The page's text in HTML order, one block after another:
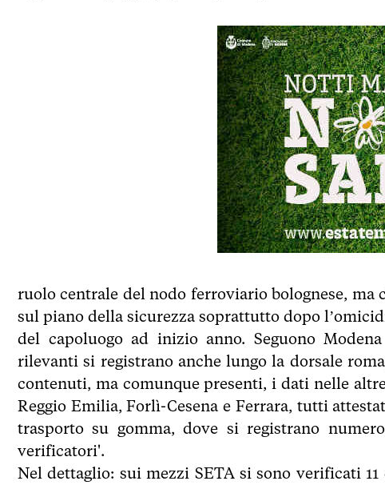
ruolo centrale del nodo ferroviario bolognese, ma
sul piano della sicurezza soprattutto dopo
del capoluogo ad inizio anno. Seguono Modena
rilevanti si registrano anche lungo la dorsale
contenuti, ma comunque presenti, i dati nelle
Reggio Emilia, Forlì-Cesena e Ferrara, tutti
trasporto su gomma, dove si registrano
verificatori'.
Nel dettaglio: sui mezzi SETA si sono verificati